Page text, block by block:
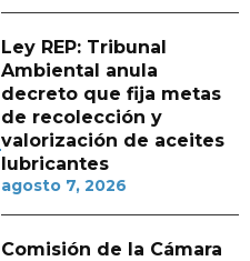
Ley REP: Tribunal
Ambiental anula
decreto que fija metas
de recolección y
valorización de aceites
lubricantes
agosto 7, 2026
Comisión de la Cámara